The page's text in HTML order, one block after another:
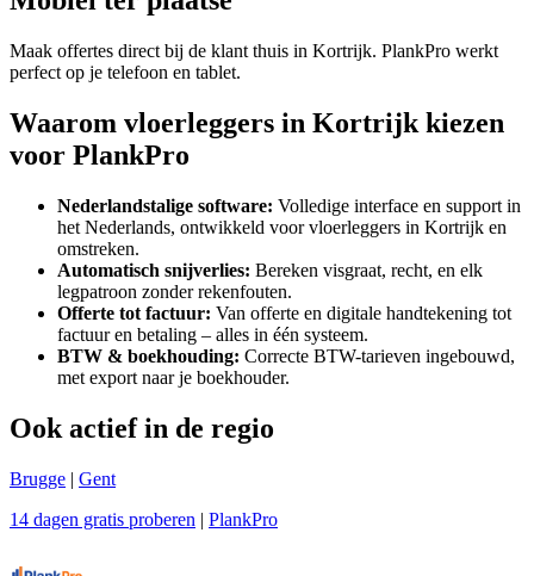
Maak offertes direct bij de klant thuis in Kortrijk. PlankPro werkt
perfect op je telefoon en tablet.
Waarom vloerleggers in Kortrijk kiezen
voor PlankPro
Nederlandstalige software: Volledige interface en support in
het Nederlands, ontwikkeld voor vloerleggers in Kortrijk en
omstreken.
Automatisch snijverlies: Bereken visgraat, recht, en elk
legpatroon zonder rekenfouten.
Offerte tot factuur: Van offerte en digitale handtekening tot
factuur en betaling – alles in één systeem.
BTW & boekhouding: Correcte BTW-tarieven ingebouwd,
met export naar je boekhouder.
Ook actief in de regio
Brugge | Gent
14 dagen gratis proberen | PlankPro